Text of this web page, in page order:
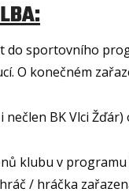
sportovního
O konečném
BK Vlci
klubu v programu
/ hráčka